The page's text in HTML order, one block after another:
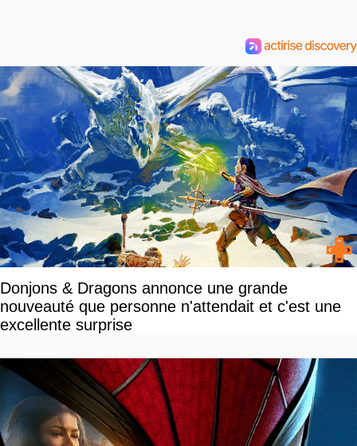
Donjons & Dragons annonce une grande
nouveauté que personne n'attendait et c'est une
excellente surprise